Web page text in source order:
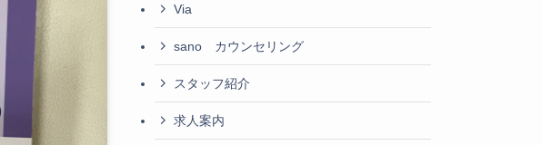
Via
sano カウンセリング
スタッフ紹介
求人案内